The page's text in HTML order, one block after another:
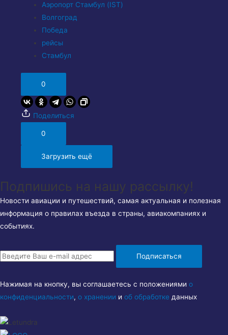
Аэропорт Стамбул (IST)
Волгоград
Победа
рейсы
Стамбул
0
Поделиться
0
Загрузить ещё
Подпишись на нашу рассылку!
Новости авиации и путешествий, самая актуальная и полезная
информация о правилах въезда в страны, авиакомпаниях и
событиях.
Подписаться
Нажимая на кнопку, вы соглашаетесь с положениями о
конфиденциальности, о хранении и об обработке данных